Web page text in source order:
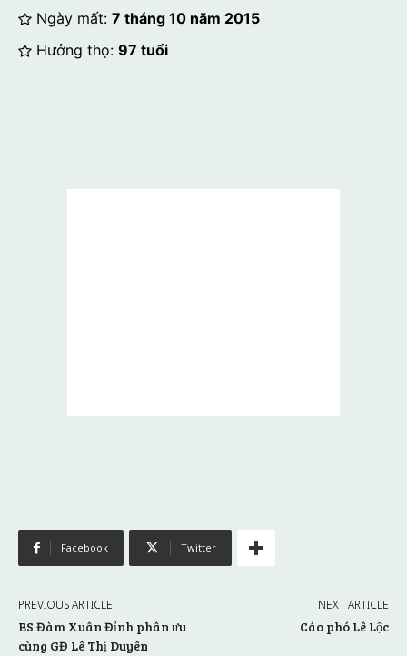
Ngày mất: 7 tháng 10 năm 2015
Hưởng thọ: 97 tuổi
Facebook Twitter
PREVIOUS ARTICLE
BS Đàm Xuân Đỉnh phân ưu
cùng GĐ Lê Thị Duyên
NEXT ARTICLE
Cáo phó Lê Lộc